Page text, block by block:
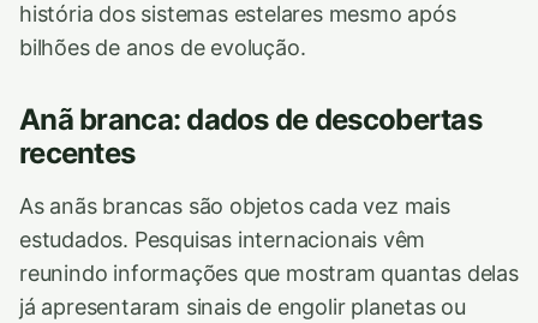
história dos sistemas estelares mesmo após
bilhões de anos de evolução.
Anã branca: dados de descobertas
recentes
As anãs brancas são objetos cada vez mais
estudados. Pesquisas internacionais vêm
reunindo informações que mostram quantas delas
já apresentaram sinais de engolir planetas ou